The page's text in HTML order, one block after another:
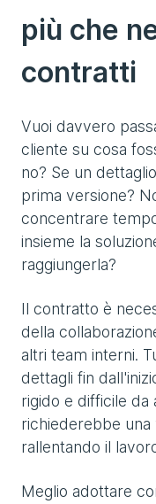
più che
contratti
Vuoi davvero
cliente su cosa
no? Se un
prima versione?
concentrare
insieme la
raggiungerla?
Il contratto è
della
altri team interni.
dettagli fin
rigido e difficile da
richiederebbe
rallentando il
Meglio adottare